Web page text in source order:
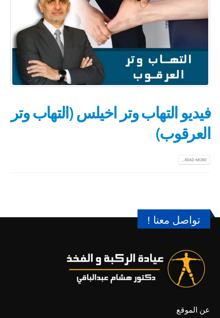
فيديو التهاب وتر اخيلس (التهاب وتر
العرقوب)
READ MORE...
تواصل معنا !
عن الموقع